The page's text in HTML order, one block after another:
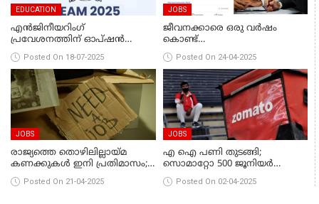
EDUCATION
എന്‍ജിനീയറിംഗ്
പ്രവേശനത്തിന് ഓപ്ഷന്‍
നല്‍കാനുള്ള സമയം ഇന്ന്
അവസാനിക്കും
Posted On 18-07-2025
JOBS
ജീവനക്കാരെ ഒരു വർഷം
കൊണ്ട്
കോടീശ്വരന്മാരാക്കാമെന്ന്
സ്റ്റാർട്ടപ്പ് സിഇഒ; പക്ഷെ ഒരു
കണ്ടീഷൻ
Posted On 24-04-2025
JOBS
രാജ്യത്തെ തൊഴിലില്ലായ്മ
കണക്കുകൾ ഇനി പ്രതിമാസം;
ആദ്യ ഡാറ്റ മെയ് 15ന്
Posted On 21-04-2025
JOBS
എ ഐ പണി തുടങ്ങി;
സൊമാറ്റോ 500 ജൂനിയർ
ജീവനക്കാരെ പിരിച്ചുവിട്ടു
Posted On 02-04-2025